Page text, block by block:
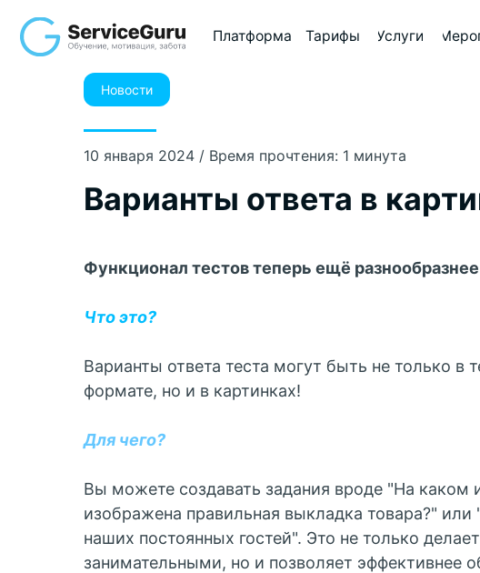
Платформа Тарифы Услуги Мероприятия
Новости
10 января 2024 / Время прочтения: 1 минута
Варианты ответа в
Функционал тестов теперь ещё
Что это?
Варианты ответа теста могут быть не только в
формате, но и в картинках!
Для чего?
Вы можете создавать задания вроде "На каком
изображена правильная выкладка товара?" или
наших постоянных гостей". Это не только
занимательными, но и позволяет эффективнее